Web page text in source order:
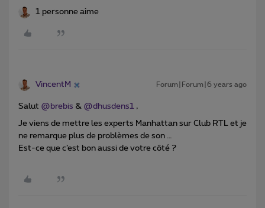
1 personne aime
VincentM Forum|Forum|6 years ago
Salut @brebis & @dhusdens1 ,
Je viens de mettre les experts Manhattan sur Club RTL et je
ne remarque plus de problèmes de son …
Est-ce que c’est bon aussi de votre côté ?